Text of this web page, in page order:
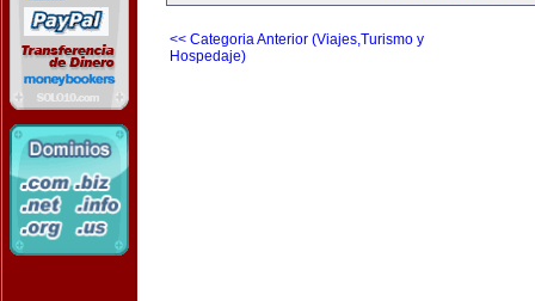
<< Categoria Anterior (Viajes,Turismo y
Hospedaje)